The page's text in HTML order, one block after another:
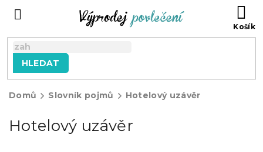
HLEDAT
Domů Slovník pojmů Hotelový uzávěr
Hotelový uzávěr